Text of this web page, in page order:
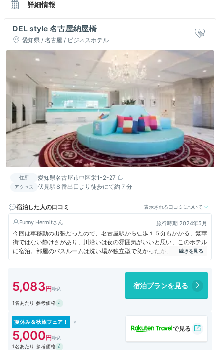
詳細情報
DEL style 名古屋納屋橋
愛知県 / 名古屋 / ビジネスホテル
住所 愛知県名古屋市中区栄1-2-27
アクセス 伏見駅８番出口より徒歩にて約７分
宿泊した人の口コミ 表示される口コミについて
Funny Hermit 旅行時期 2024年5月
今回は車移動の出張だったので、名古屋駅から徒歩１５分もかかる、繁華
街ではない静けさがあり、川沿いは夜の雰囲気がいいと思い、このホテル
に宿泊。部屋のバスルームは洗い場が独立型で良かったが、部屋のテレビ
で混雑状況を確認し、大浴場（男湯は１階・女湯は１４階）を利用。朝ご
5,083 宿泊プランを見る
1名あたり 参考価格
夏休み＆秋旅フェア！
5,000
1名あたり 参考価格